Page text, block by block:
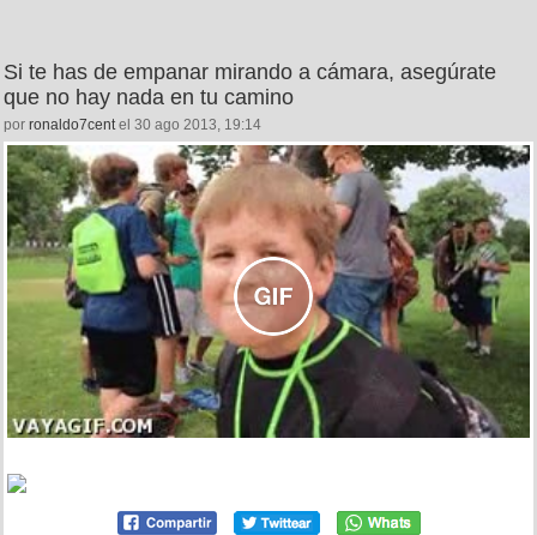
Si te has de empanar mirando a cámara, asegúrate
que no hay nada en tu camino
por ronaldo7cent el 30 ago 2013, 19:14